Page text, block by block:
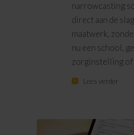
narrowcasting
direct aan de
maatwerk,
nu een school,
zorginstelling of
Lees verder